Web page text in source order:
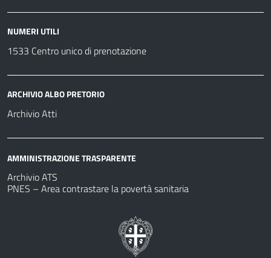
NUMERI UTILI
1533 Centro unico di prenotazione
ARCHIVIO ALBO PRETORIO
Archivio Atti
AMMINISTRAZIONE TRASPARENTE
Archivio ATS
PNES – Area contrastare la povertà sanitaria